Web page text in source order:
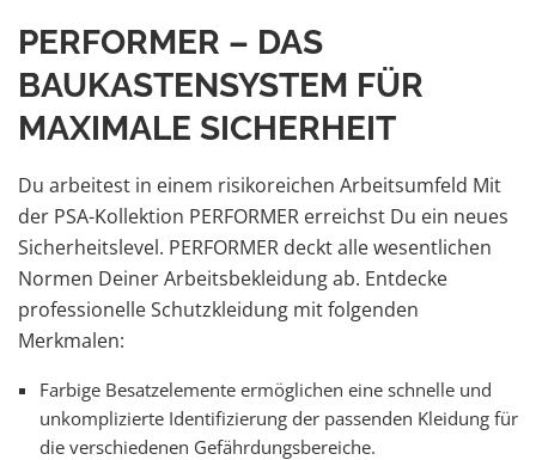
PERFORMER – DAS
BAUKASTENSYSTEM FÜR
MAXIMALE SICHERHEIT
Du arbeitest in einem risikoreichen Arbeitsumfeld Mit
der PSA-Kollektion PERFORMER erreichst Du ein neues
Sicherheitslevel. PERFORMER deckt alle wesentlichen
Normen Deiner Arbeitsbekleidung ab. Entdecke
professionelle Schutzkleidung mit folgenden
Merkmalen:
Farbige Besatzelemente ermöglichen eine schnelle und
unkomplizierte Identifizierung der passenden Kleidung für
die verschiedenen Gefährdungsbereiche.